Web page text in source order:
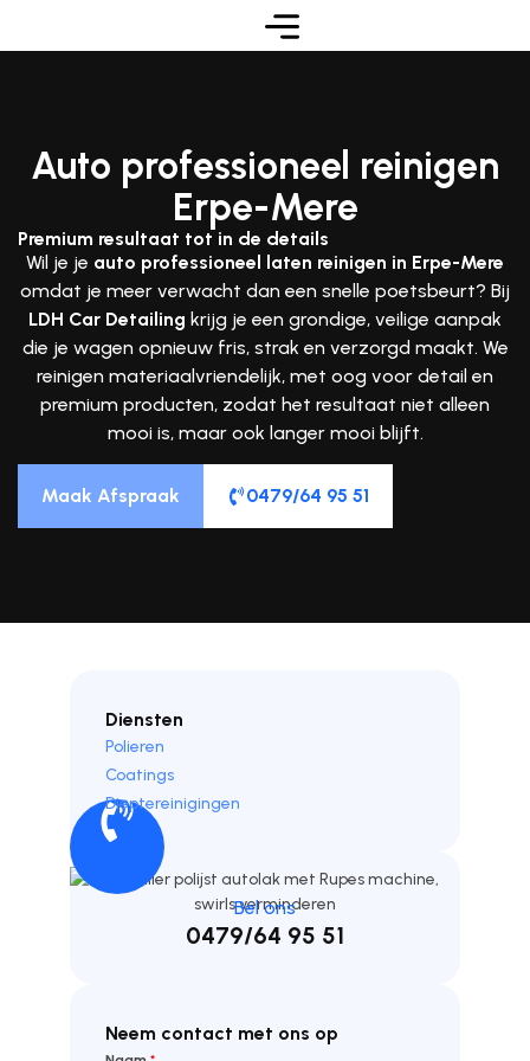
Auto professioneel reinigen
Erpe-Mere
Premium resultaat tot in de details
Wil je je auto professioneel laten reinigen in Erpe-Mere
omdat je meer verwacht dan een snelle poetsbeurt? Bij
LDH Car Detailing krijg je een grondige, veilige aanpak
die je wagen opnieuw fris, strak en verzorgd maakt. We
reinigen materiaalvriendelijk, met oog voor detail en
premium producten, zodat het resultaat niet alleen
mooi is, maar ook langer mooi blijft.
Maak Afspraak 0479/64 95 51
Diensten
Polieren
Coatings
Dieptereinigingen
Bel ons
0479/64 95 51
Neem contact met ons op